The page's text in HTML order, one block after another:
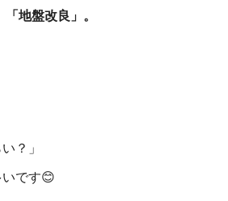
「地盤改良」。
？」
です😊